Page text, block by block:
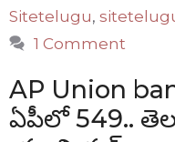
Sitetelugu,
1 Comment
AP Union
ఏపీలో 549..